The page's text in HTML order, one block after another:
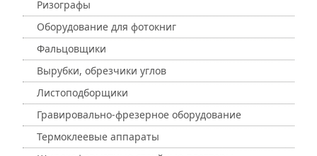
Ризографы
Оборудование для фотокниг
Фальцовщики
Вырубки, обрезчики углов
Листоподборщики
Гравировально-фрезерное оборудование
Термоклеевые аппараты